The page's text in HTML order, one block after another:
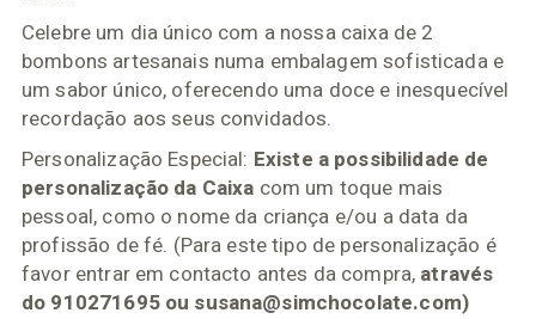
Celebre um dia único com a nossa caixa de 2
bombons artesanais numa embalagem sofisticada e
um sabor único, oferecendo uma doce e inesquecível
recordação aos seus convidados.
Personalização Especial: Existe a possibilidade de
personalização da Caixa com um toque mais
pessoal, como o nome da criança e/ou a data da
profissão de fé. (Para este tipo de personalização é
favor entrar em contacto antes da compra, através
do 910271695 ou susana@simchocolate.com)